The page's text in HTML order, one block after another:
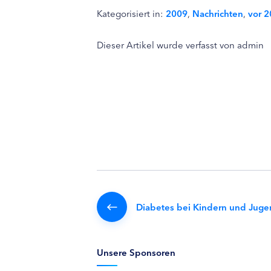
Kategorisiert in: 2009, Nachrichten, vor
Dieser Artikel wurde verfasst von admin
Diabetes bei Kindern und
Unsere Sponsoren